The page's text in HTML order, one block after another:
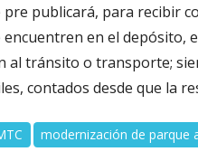
publicará, para recibir
en el depósito,
al tránsito o transporte;
contados desde que la
modernización de parque